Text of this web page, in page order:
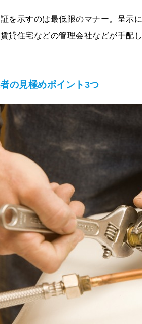
を示すのは最低限のマナー。呈示
貸住宅などの管理会社などが手配
の見極めポイント3つ